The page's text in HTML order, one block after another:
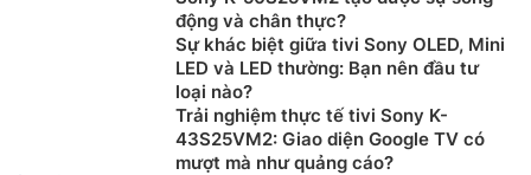
động và chân thực?
Sự khác biệt giữa tivi Sony OLED, Mini
LED và LED thường: Bạn nên đầu tư
loại nào?
Trải nghiệm thực tế tivi Sony K-
43S25VM2: Giao diện Google TV có
mượt mà như quảng cáo?